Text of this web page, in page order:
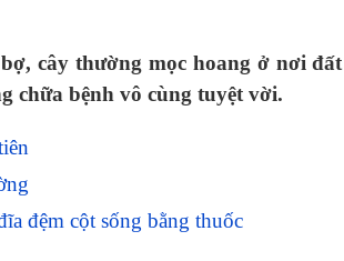
mạnh và thận khí dồi dào
đề sức khỏe khác
cây thường mọc hoang ở nơi đất
chữa bệnh vô cùng tuyệt vời.
đệm cột sống bằng thuốc